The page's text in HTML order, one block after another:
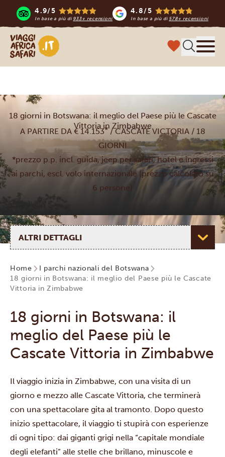
4.9/5
In base a più di 933+ recensioni
4.8/5
In base a più di578+ recensioni
Viaggi Africa Safari
18 giorni in Botswana: il meglio del Paese più le Cascate
Vittoria in Zimbabwe
A PARTIRE DA € 14.153*/ CASCATE VICTORIA / 18
GIORNI
*prezzo p.p. incl. guida, jeep per safari, hotel e ingressi
ai parchi, escl. volo internazionale (prezzo calcolato su
6 persone)
Seleziona pagina
Home
I parchi nazionali del Botswana
18 giorni in Botswana: il meglio del Paese più le Cascate
Vittoria in Zimbabwe
18 giorni in Botswana: il
meglio del Paese più le
Cascate Vittoria in Zimbabwe
Il viaggio inizia in Zimbabwe, con una visita di un
giorno e mezzo alle Cascate Vittoria, che terminerà
con una spettacolare gita al tramonto. Dopo questo
inizio spettacolare, il viaggio ti stupirà con esperienze
di ogni tipo: dai giganti grigi nella “capitale mondiale
degli elefanti” alle stelle che brillano, minuscole e